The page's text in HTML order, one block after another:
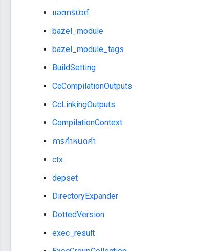
แอตทริบิวต์
bazel_module
bazel_module_tags
BuildSetting
CcCompilationOutputs
CcLinkingOutputs
CompilationContext
การกำหนดค่า
ctx
depset
DirectoryExpander
DottedVersion
exec_result